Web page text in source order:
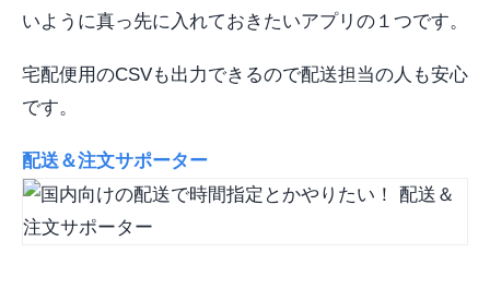
いように真っ先に入れておきたいアプリの１つです。
宅配便用のCSVも出力できるので配送担当の人も安心
です。
配送＆注文サポーター